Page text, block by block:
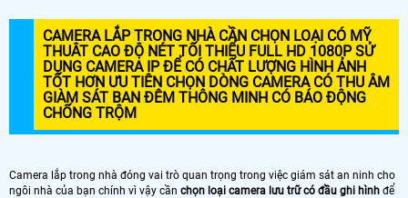
CAMERA LẮP TRONG NHÀ CẦN CHỌN LOẠI CÓ MỸ
THUÂT CAO ĐỘ NÉT TỐI THIỂU FULL HD 1080P SỬ
DỤNG CAMERA IP ĐỂ CÓ CHẤT LƯỢNG HÌNH ẢNH
TỐT HƠN ƯU TIÊN CHỌN DÒNG CAMERA CÓ THU ÂM
GIÀM SÁT BAN ĐÊM THÔNG MINH CÓ BÁO ĐỘNG
CHỐNG TRỘM
Camera lắp trong nhà đóng vai trò quan trọng trong việc giám sát an ninh cho
ngôi nhà của bạn chính vì vậy cần chọn loại camera lưu trữ có đầu ghi hình để